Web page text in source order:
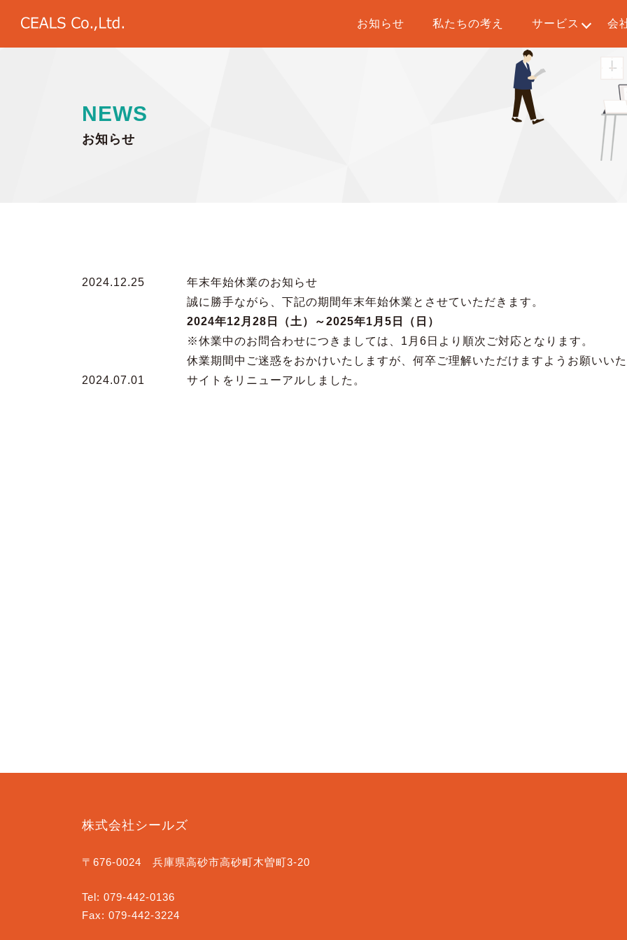
お知らせ 私たちの考え サービス 会
NEWS
お知 らせ
2024.12.25
年末年始休業のお知らせ
誠に勝手ながら、下記の期間年末年始休業とさせていただきます。
2024年12月28日（土）～2025年1月5日（日）
※休業中のお問合わせにつきましては、1月6日より順次ご対応となります。
休業期間中ご迷惑をおかけいたしますが、何卒ご理解いただけますようお願いい
2024.07.01
サイトをリニューアルしました。
株式会社シールズ
〒676-0024 兵庫県高砂市高砂町木曽町3-20
Tel: 079-442-0136
Fax: 079-442-3224